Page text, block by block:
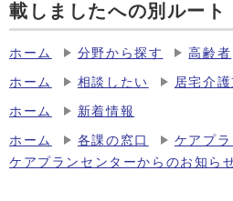
載しましたへの別ルート
ホーム 分野から探す 高齢者
ホーム 相談したい 居宅介護
ホーム 新着情報
ホーム 各課の窓口
ケアプ
ケアプランセンターからのお知ら